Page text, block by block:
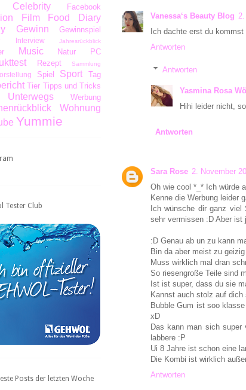
Vanessa‘s Beauty Blog
Ich dachte erst du
Antworten
Antworten
Yasmina Rosa
Hihi leider nicht,
Antworten
Sara Rose 2. November
Oh wie cool *_* Ich würde
Kenne die Werbung leider
Ich wünsche dir ganz
sehr vermissen :D Aber ist
:D Genau ab un zu kann
Bin da aber meist zu
Muss wirklich mal dran
So riesengroße Teile sind
Ist ist super, dass du sie
Kannst auch stolz auf dich
Bubble Gum ist soo
xD
Das kann man sich super
labbere :P
Ui 8 Jahre ist schon eine
Die Kombi ist wirklich
Antworten
Celebrity Facebook
Film
Food Diary
Gewinn
Gewinnspiel
Interview Jahresrückblick
Music Natur PC
Rezept Sammlung
Spiel Sport Tag
Tier Tipps und Tricks
Unterwegs Werbung
Wohnung
Yummie
Tester Club
Posts der letzten Woche